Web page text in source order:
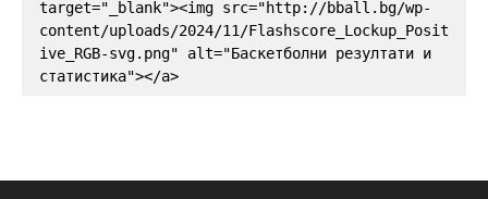
target="_blank"><img src="http://bball.bg/wp-
content/uploads/2024/11/Flashscore_Lockup_Posit
ive_RGB-svg.png" alt="Баскетболни резултати и
статистика"></a>